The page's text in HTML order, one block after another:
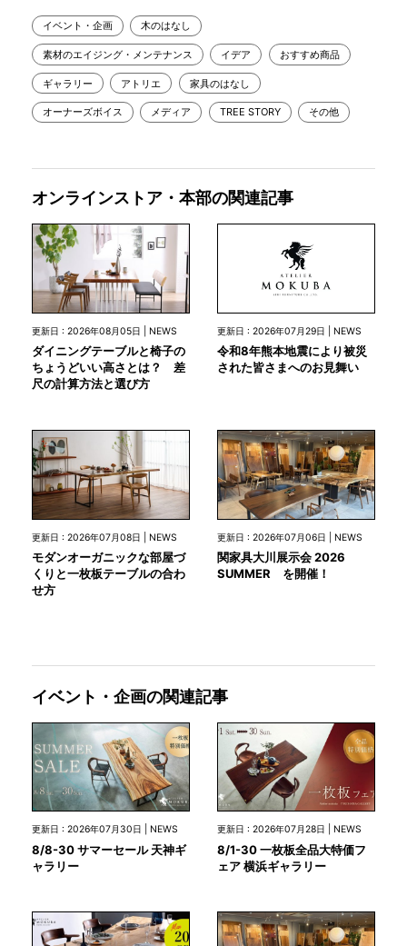
イベント・企画 木のはなし
素材のエイジング・メンテナンス イデア おすすめ商品
ギャラリー アトリエ 家具のはなし
オーナーズボイス メディア TREE STORY その他
オンラインストア・本部の関連記事
更新日 : 2026年08月05日 | NEWS
ダイニングテーブルと椅子の
ちょうどいい高さとは？ 差
尺の計算方法と選び方
更新日 : 2026年07月29日 | NEWS
令和8年熊本地震により被災
された皆さまへのお見舞い
更新日 : 2026年07月08日 | NEWS
モダンオーガニックな部屋づ
くりと一枚板テーブルの合わ
せ方
更新日 : 2026年07月06日 | NEWS
関家具大川展示会 2026
SUMMER を開催！
イベント・企画の関連記事
更新日 : 2026年07月30日 | NEWS
8/8-30 サマーセール 天神ギ
ャラリー
更新日 : 2026年07月28日 | NEWS
8/1-30 一枚板全品大特価フ
ェア 横浜ギャラリー